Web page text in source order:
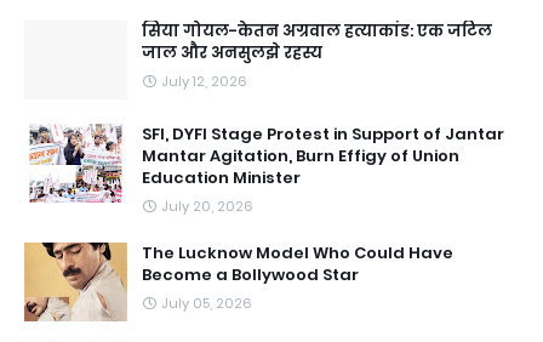
सिया गोयल-केतन अग्रवाल हत्याकांड: एक जटिल
जाल और अनसुलझे रहस्य
July 12, 2026
SFI, DYFI Stage Protest in Support of Jantar
Mantar Agitation, Burn Effigy of Union
Education Minister
July 20, 2026
The Lucknow Model Who Could Have
Become a Bollywood Star
July 05, 2026